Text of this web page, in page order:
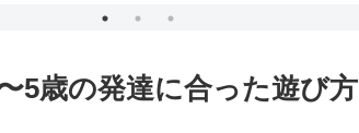
5歳の発達に合った遊び方